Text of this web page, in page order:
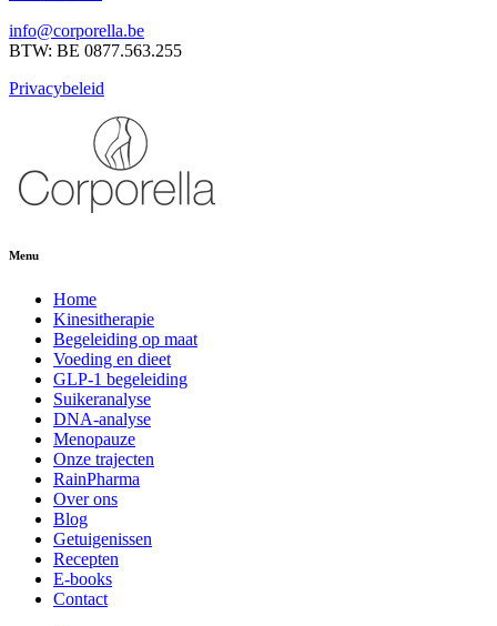
info@corporella.be
BTW: BE 0877.563.255
Privacybeleid
Menu
Home
Kinesitherapie
Begeleiding op maat
Voeding en dieet
GLP-1 begeleiding
Suikeranalyse
DNA-analyse
Menopauze
Onze trajecten
RainPharma
Over ons
Blog
Getuigenissen
Recepten
E-books
Contact